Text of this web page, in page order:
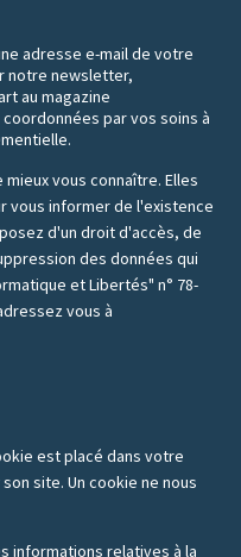
adresse e-mail de votre
notre newsletter,
au magazine
par vos soins à
vous connaître. Elles
vous informer de l'existence
d'un droit d'accès, de
des données qui
et Libertés" n° 78-
vous à
est placé dans votre
site. Un cookie ne nous
informations relatives à la